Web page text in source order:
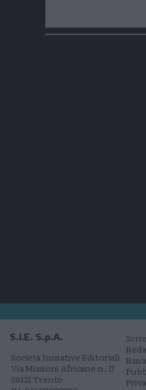
S.I.E. S.p.A.
Società Iniziative Editoriali
Via Missioni Africane n. 17
38121 Trento
Rss/